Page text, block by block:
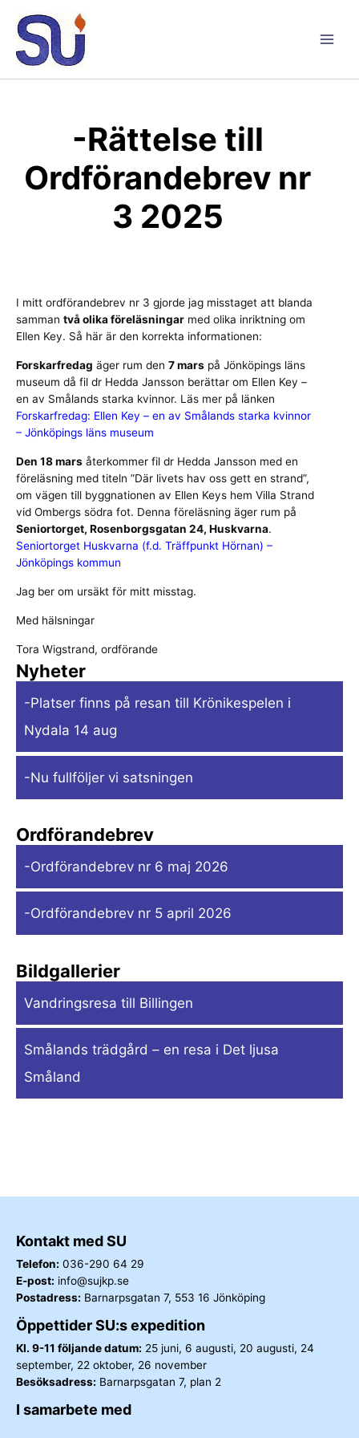
innehåll
-Rättelse till
Ordförandebrev nr
3 2025
I mitt ordförandebrev nr 3 gjorde jag misstaget att blanda
samman två olika föreläsningar med olika inriktning om
Ellen Key. Så här är den korrekta informationen:
Forskarfredag äger rum den 7 mars på Jönköpings läns
museum då fil dr Hedda Jansson berättar om Ellen Key –
en av Smålands starka kvinnor. Läs mer på länken
Forskarfredag: Ellen Key – en av Smålands starka kvinnor
– Jönköpings läns museum
Den 18 mars återkommer fil dr Hedda Jansson med en
föreläsning med titeln ”Där livets hav oss gett en strand”,
om vägen till byggnationen av Ellen Keys hem Villa Strand
vid Ombergs södra fot. Denna föreläsning äger rum på
Seniortorget, Rosenborgsgatan 24, Huskvarna.
Seniortorget Huskvarna (f.d. Träffpunkt Hörnan) –
Jönköpings kommun
Jag ber om ursäkt för mitt misstag.
Med hälsningar
Tora Wigstrand, ordförande
Nyheter
-Platser finns på resan till Krönikespelen i
Nydala 14 aug
-Nu fullföljer vi satsningen
Ordförandebrev
-Ordförandebrev nr 6 maj 2026
-Ordförandebrev nr 5 april 2026
Bildgallerier
Vandringsresa till Billingen
Smålands trädgård – en resa i Det ljusa
Småland
Kontakt med SU
Telefon: 036-290 64 29
E-post: info@sujkp.se
Postadress: Barnarpsgatan 7, 553 16 Jönköping
Öppettider SU:s expedition
Kl. 9-11 följande datum: 25 juni, 6 augusti, 20 augusti, 24
september, 22 oktober, 26 november
Besöksadress: Barnarpsgatan 7, plan 2
I samarbete med